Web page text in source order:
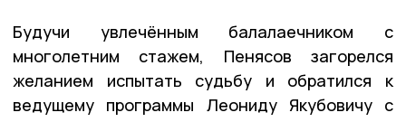
Будучи увлечённым балалаечником с
многолетним стажем, Пенясов загорелся
желанием испытать судьбу и обратился к
ведущему программы Леониду Якубовичу с